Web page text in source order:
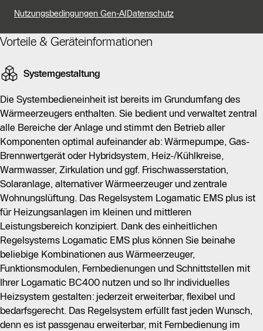
zentrale Verwaltung aller Komponenten eines
Brennwertgeräten und Solaranlagen. Die intuitive
optimale Wärmeversorgung und senkt die
Energiekosten durch bedarfsabhängige Anpassungen.
Die BC400 bietet zahlreiche Energiesparfunktionen
und ermöglicht die Integration von verschiedenen
Funktionsmodulen und Schnittstellen, um individuelle
Heizsysteme zu gestalten.
Für zusätzlichen Bedienkomfort kann die Logamatic
BC400 mit Fernbedienungen und der App MyBuderus
verbunden werden, was eine Steuerung vom
Wohnraum oder unterwegs ermöglicht. Zudem trägt die
effiziente Regelung zur Schonung der Umwelt bei,
indem sie die Integration regenerativer Energien
unterstützt.
Nutzungsbedingungen Gen-AIDatenschutz
Vorteile & Geräteinformationen
Systemgestaltung
Die Systembedieneinheit ist bereits im Grundumfang des
Wärmeerzeugers enthalten. Sie bedient und verwaltet zentral
alle Bereiche der Anlage und stimmt den Betrieb aller
Komponenten optimal aufeinander ab: Wärmepumpe, Gas-
Brennwertgerät oder Hybridsystem, Heiz-/Kühlkreise,
Warmwasser, Zirkulation und ggf. Frischwasserstation,
Solaranlage, alternativer Wärmeerzeuger und zentrale
Wohnungslüftung. Das Regelsystem Logamatic EMS plus ist
für Heizungsanlagen im kleinen und mittleren
Leistungsbereich konzipiert. Dank des einheitlichen
Regelsystems Logamatic EMS plus können Sie beinahe
beliebige Kombinationen aus Wärmeerzeuger,
Funktionsmodulen, Fernbedienungen und Schnittstellen mit
Ihrer Logamatic BC400 nutzen und so Ihr individuelles
Heizsystem gestalten: jederzeit erweiterbar, flexibel und
bedarfsgerecht. Das Regelsystem erfüllt fast jeden Wunsch,
denn es ist passgenau erweiterbar, mit Fernbedienung im